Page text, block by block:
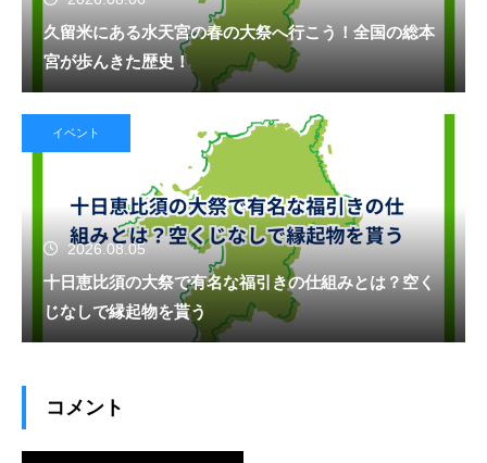
久留米にある水天宮の春の大祭へ行こう！全国の総本
宮が歩んきた歴史！
イベント
2026.08.05
十日恵比須の大祭で有名な福引きの仕組みとは？空く
じなしで縁起物を貰う
コメント